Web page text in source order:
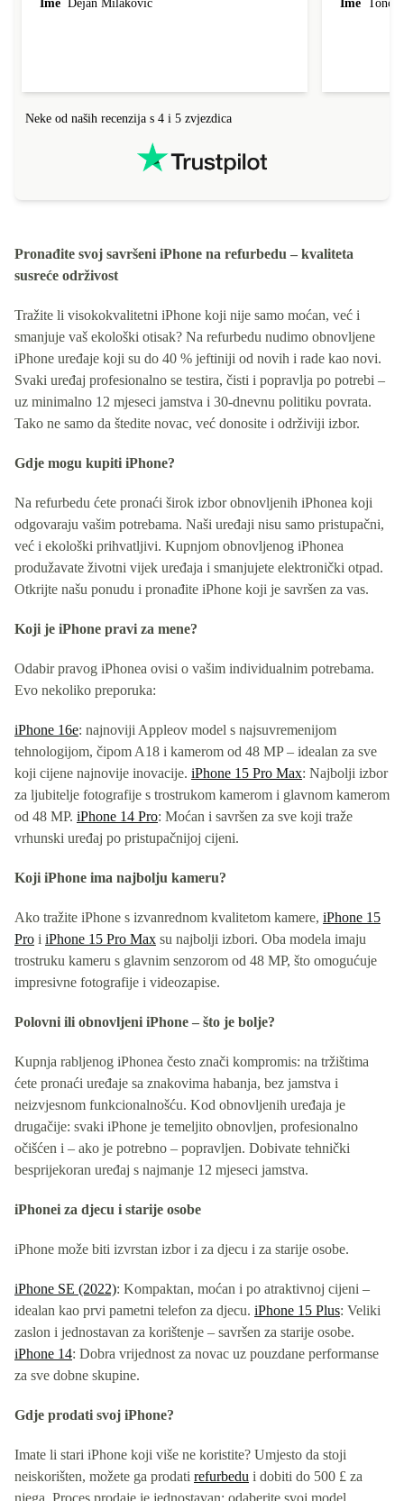
Ime Dejan Milaković
Ime Tonci
Neke od naših recenzija s 4 i 5 zvjezdica
Pronađite svoj savršeni iPhone na refurbedu – kvaliteta
susreće održivost
Tražite li visokokvalitetni iPhone koji nije samo moćan, već i
smanjuje vaš ekološki otisak? Na refurbedu nudimo obnovljene
iPhone uređaje koji su do 40 % jeftiniji od novih i rade kao novi.
Svaki uređaj profesionalno se testira, čisti i popravlja po potrebi –
uz minimalno 12 mjeseci jamstva i 30-dnevnu politiku povrata.
Tako ne samo da štedite novac, već donosite i održiviji izbor.
Gdje mogu kupiti iPhone?
Na refurbedu ćete pronaći širok izbor obnovljenih iPhonea koji
odgovaraju vašim potrebama. Naši uređaji nisu samo pristupačni,
već i ekološki prihvatljivi. Kupnjom obnovljenog iPhonea
produžavate životni vijek uređaja i smanjujete elektronički otpad.
Otkrijte našu ponudu i pronađite iPhone koji je savršen za vas.
Koji je iPhone pravi za mene?
Odabir pravog iPhonea ovisi o vašim individualnim potrebama.
Evo nekoliko preporuka:
iPhone 16e: najnoviji Appleov model s najsuvremenijom
tehnologijom, čipom A18 i kamerom od 48 MP – idealan za sve
koji cijene najnovije inovacije. iPhone 15 Pro Max: Najbolji izbor
za ljubitelje fotografije s trostrukom kamerom i glavnom kamerom
od 48 MP. iPhone 14 Pro: Moćan i savršen za sve koji traže
vrhunski uređaj po pristupačnijoj cijeni.
Koji iPhone ima najbolju kameru?
Ako tražite iPhone s izvanrednom kvalitetom kamere, iPhone 15
Pro i iPhone 15 Pro Max su najbolji izbori. Oba modela imaju
trostruku kameru s glavnim senzorom od 48 MP, što omogućuje
impresivne fotografije i videozapise.
Polovni ili obnovljeni iPhone – što je bolje?
Kupnja rabljenog iPhonea često znači kompromis: na tržištima
ćete pronaći uređaje sa znakovima habanja, bez jamstva i
neizvjesnom funkcionalnošću. Kod obnovljenih uređaja je
drugačije: svaki iPhone je temeljito obnovljen, profesionalno
očišćen i – ako je potrebno – popravljen. Dobivate tehnički
besprijekoran uređaj s najmanje 12 mjeseci jamstva.
iPhonei za djecu i starije osobe
iPhone može biti izvrstan izbor i za djecu i za starije osobe.
iPhone SE (2022): Kompaktan, moćan i po atraktivnoj cijeni –
idealan kao prvi pametni telefon za djecu. iPhone 15 Plus: Veliki
zaslon i jednostavan za korištenje – savršen za starije osobe.
iPhone 14: Dobra vrijednost za novac uz pouzdane performanse
za sve dobne skupine.
Gdje prodati svoj iPhone?
Imate li stari iPhone koji više ne koristite? Umjesto da stoji
neiskorišten, možete ga prodati refurbedu i dobiti do 500 £ za
njega. Proces prodaje je jednostavan: odaberite svoj model,